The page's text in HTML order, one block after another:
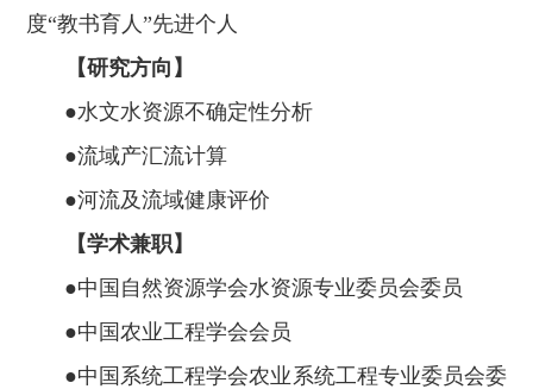
度“教书育人”先进个人
【研究方向】
●水文水资源不确定性分析
●流域产汇流计算
●河流及流域健康评价
【学术兼职】
●中国自然资源学会水资源专业委员会委员
●中国农业工程学会会员
●中国系统工程学会农业系统工程专业委员会委